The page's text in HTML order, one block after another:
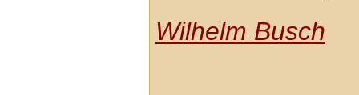
Wilhelm Busch